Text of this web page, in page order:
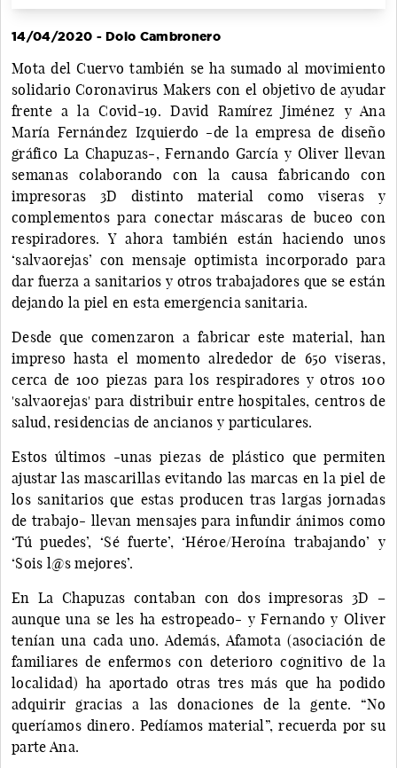
14/04/2020 - Dolo Cambronero
Mota del Cuervo también se ha sumado al movimiento
solidario Coronavirus Makers con el objetivo de ayudar
frente a la Covid-19. David Ramírez Jiménez y Ana
María Fernández Izquierdo -de la empresa de diseño
gráfico La Chapuzas-, Fernando García y Oliver llevan
semanas colaborando con la causa fabricando con
impresoras 3D distinto material como viseras y
complementos para conectar máscaras de buceo con
respiradores. Y ahora también están haciendo unos
‘salvaorejas’ con mensaje optimista incorporado para
dar fuerza a sanitarios y otros trabajadores que se están
dejando la piel en esta emergencia sanitaria.
Desde que comenzaron a fabricar este material, han
impreso hasta el momento alrededor de 650 viseras,
cerca de 100 piezas para los respiradores y otros 100
'salvaorejas' para distribuir entre hospitales, centros de
salud, residencias de ancianos y particulares.
Estos últimos -unas piezas de plástico que permiten
ajustar las mascarillas evitando las marcas en la piel de
los sanitarios que estas producen tras largas jornadas
de trabajo- llevan mensajes para infundir ánimos como
‘Tú puedes’, ‘Sé fuerte’, ‘Héroe/Heroína trabajando’ y
‘Sois l@s mejores’.
En La Chapuzas contaban con dos impresoras 3D –
aunque una se les ha estropeado- y Fernando y Oliver
tenían una cada uno. Además, Afamota (asociación de
familiares de enfermos con deterioro cognitivo de la
localidad) ha aportado otras tres más que ha podido
adquirir gracias a las donaciones de la gente. “No
queríamos dinero. Pedíamos material”, recuerda por su
parte Ana.